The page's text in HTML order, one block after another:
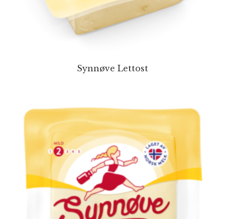
Synnøve Lettost